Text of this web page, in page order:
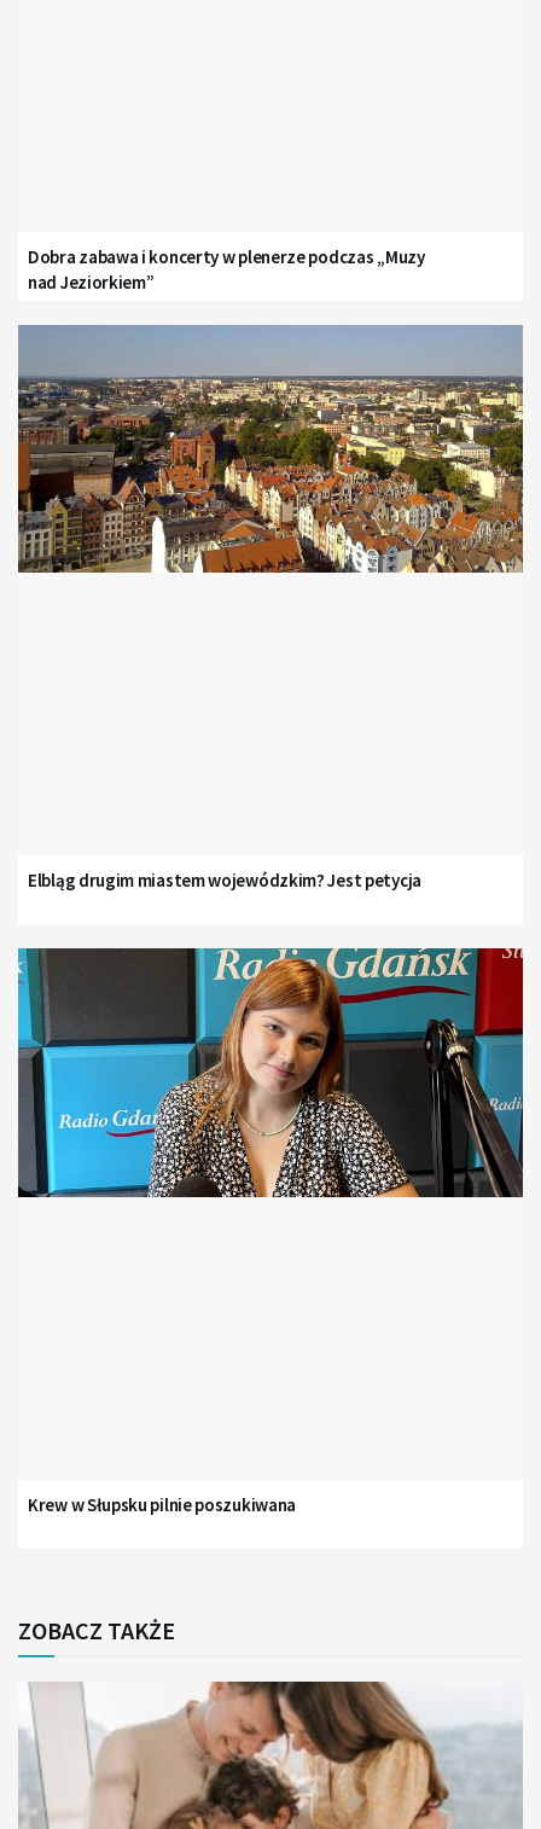
Dobra zabawa i koncerty w plenerze podczas „Muzy
nad Jeziorkiem”
Elbląg drugim miastem wojewódzkim? Jest petycja
Krew w Słupsku pilnie poszukiwana
ZOBACZ TAKŻE